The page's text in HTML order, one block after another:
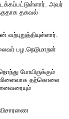
அவர்
தகவல்
பழ.நெடுமாறன்
போயிருக்கும்
விளைவாக தற்கொலை